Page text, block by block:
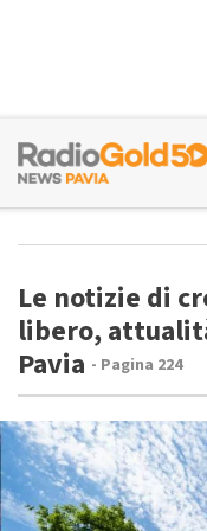
Le notizie di
libero,
Pavia - Pagina 224